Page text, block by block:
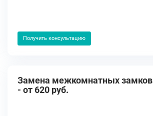
Получить консультацию
Замена межкомнатных замков
- от 620 руб.